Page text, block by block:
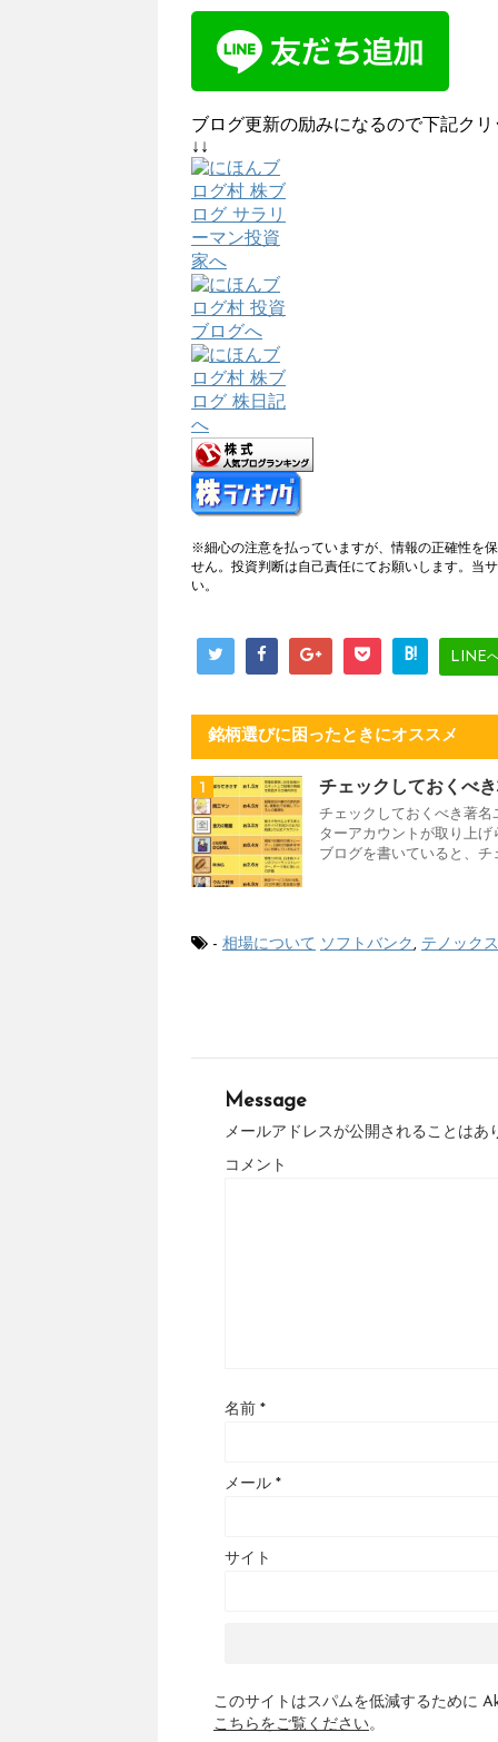
ブログ更新の励みになるので下記ク
↓↓
※細心の注意を払っていますが、情報の正確性を
せん。投資判断は自己責任にてお願いします。当
い。
B! LINE
銘柄選びに困ったときにオススメ
1 チェックしておくべ
チェックしておくべき著
ターアカウントが取り上
ブログを書いていると、
- 相場について ソフトバンク , テノックス
Message
メールアドレスが公開されることはあ
コメント
名前 *
メール *
サイト
このサイトはスパムを低減するために
こちらをご覧ください。